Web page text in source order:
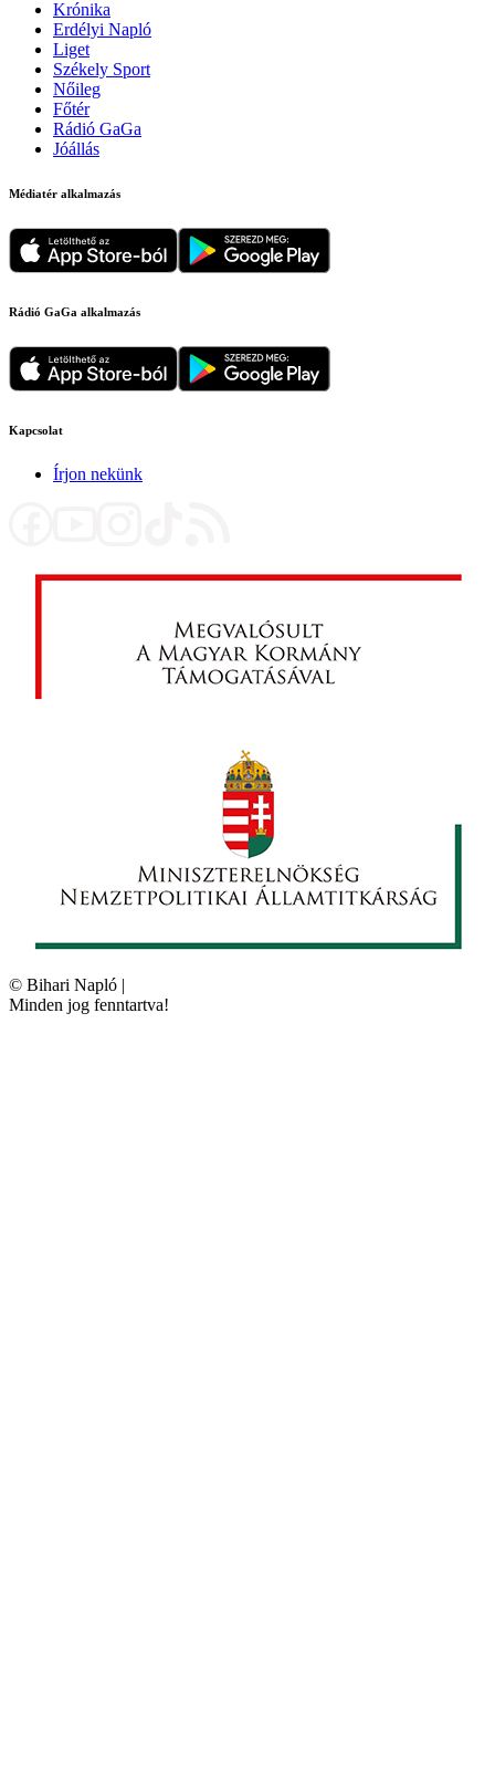
Krónika
Erdélyi Napló
Liget
Székely Sport
Nőileg
Főtér
Rádió GaGa
Jóállás
Médiatér alkalmazás
Rádió GaGa alkalmazás
Kapcsolat
Írjon nekünk
© Bihari Napló |
Minden jog fenntartva!